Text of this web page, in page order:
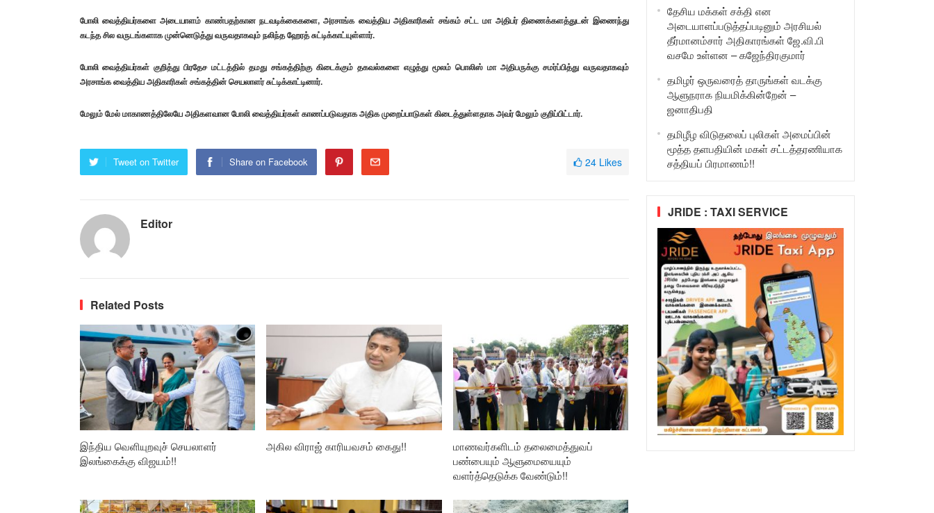
போலி வைத்தியர்களை அடையாளம் காண்பதற்கான நடவடிக்கைகளை, அரசாங்க வைத்திய அதிகாரிகள் சங்கம் சட்ட மா அதிபர் திணைக்களத்துடன் இணைந்து
கடந்த சில வருடங்களாக முன்னெடுத்து வருவதாகவும் நலிந்த ஹேரத் சுட்டிக்காட்யுள்ளார்.
போலி வைத்தியர்கள் குறித்து பிரதேச மட்டத்தில் தமது சங்கத்திற்கு கிடைக்கும் தகவல்களை எழுத்து மூலம் பொலிஸ் மா அதிபருக்கு சமர்ப்பித்து வருவதாகவும்
அரசாங்க வைத்திய அதிகாரிகள் சங்கத்தின் செயலாளர் சுட்டிக்காட்டினார்.
மேலும் மேல் மாகாணத்திலேயே அதிகளவான போலி வைத்தியர்கள் காணப்படுவதாக அதிக முறைப்பாடுகள் கிடைத்துள்ளதாக அவர் மேலும் குறிப்பிட்டார்.
Tweet on Twitter Share on Facebook 24 Likes
Editor
Related Posts
இந்திய வெளியுறவுச் செயலாளர்
இலங்கைக்கு விஜயம்!!
அகில விராஜ் காரியவசம் கைது!!
மாணவர்களிடம் தலைமைத்துவப்
பண்பையும் ஆளுமையையும்
வளர்த்தெடுக்க வேண்டும்!!
தேசிய மக்கள் சக்தி என
அடையாளப்படுத்தப்படினும் அரசியல்
தீர்மானம்சார் அதிகாரங்கள் ஜே.வி.பி
வசமே உள்ளன – கஜேந்திரகுமார்
தமிழர் ஒருவரைத் தாருங்கள் வடக்கு
ஆளுநராக நியமிக்கின்றேன் –
ஜனாதிபதி
தமிழீழ விடுதலைப் புலிகள் அமைப்பின்
மூத்த தளபதியின் மகள் சட்டத்தரணியாக
சத்தியப் பிரமாணம்!!
JRIDE : TAXI SERVICE